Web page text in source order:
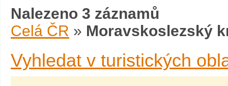
Nalezeno 3 záznamů
Celá ČR » Moravskoslezský
Vyhledat v turistických